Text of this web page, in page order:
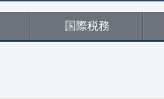
国際税務